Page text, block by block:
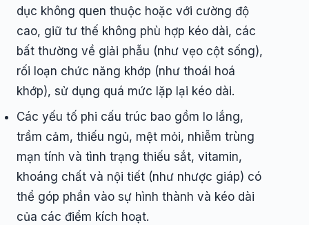
dục không quen thuộc hoặc với cường độ
cao, giữ tư thế không phù hợp kéo dài, các
bất thường về giải phẫu (như vẹo cột sống),
rối loạn chức năng khớp (như thoái hoá
khớp), sử dụng quá mức lặp lại kéo dài.
Các yếu tố phi cấu trúc bao gồm lo lắng,
trầm cảm, thiếu ngủ, mệt mỏi, nhiễm trùng
mạn tính và tình trạng thiếu sắt, vitamin,
khoáng chất và nội tiết (như nhược giáp) có
thể góp phần vào sự hình thành và kéo dài
của các điểm kích hoạt.